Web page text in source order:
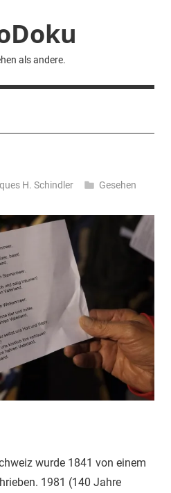
als andere.
H. Schindler Gesehen
wurde 1841 von einem
1981 (140 Jahre